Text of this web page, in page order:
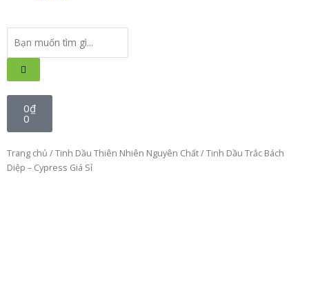
0₫
0
Trang chủ /Tinh Dầu Thiên Nhiên Nguyên Chất/ Tinh Dầu Trắc Bách
Diệp – Cypress Giá Sỉ